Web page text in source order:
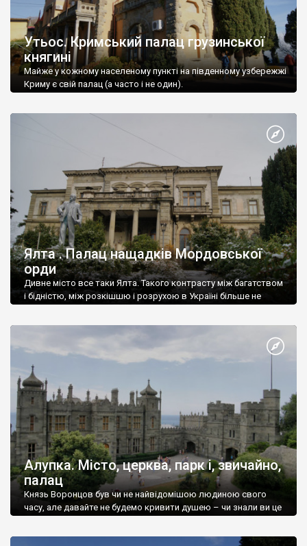
Утьос. Кримський палац грузинської
княгині
Майже у кожному населеному пункті на південному узбережжі
Криму є свій палац (а часто і не один).
Ялта . Палац нащадків Мордовської
орди
Дивне місто все таки Ялта. Такого контрасту між багатством
і бідністю, між розкішшю і розрухою в Україні більше не
Алупка. Місто, церква, парк і, звичайно,
палац
Князь Воронцов був чи не найвідомішою людиною свого
часу, але давайте не будемо кривити душею – чи знали ви це